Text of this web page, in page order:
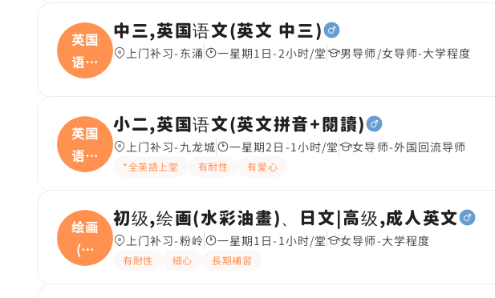
英国
语文
(
中三,英国语文(英文 中三)
上门补习-东涌 一星期1日-2小时/堂 男导师/女导师-大学程度
英国
语文
(
小二,英国语文(英文拼音+閱讀)
上门补习-九龙城 一星期2日-1小时/堂 女导师-外国回流导师
*全英語上堂 有耐性 有愛心
绘画
(水
彩
初级,绘画(水彩油畫)、日文|高级,成人英文
上门补习-粉岭 一星期1日-1小时/堂 女导师-大学程度
有耐性 細心 長期補習